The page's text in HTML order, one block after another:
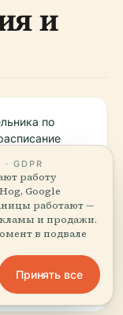
и
по
для
групп.
принципу
· GDPR
работу
Google
работают —
и продажи.
в подвале
Принять все